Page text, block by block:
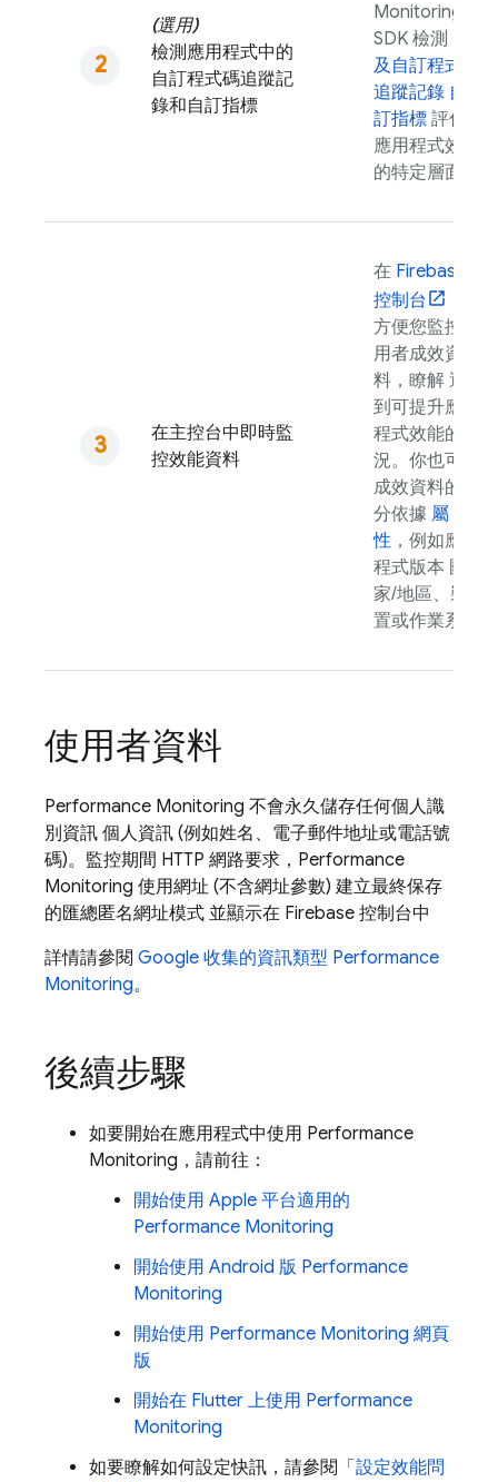
(選用)
檢測應用程式中的
自訂程式碼追蹤記
錄和自訂指標
Monitoring
SDK 檢測
及自訂程式碼
追蹤記錄 自
訂指標 評估
應用程式效能
的特定層面。
在主控台中即時監
控效能資料
在 Firebase
控制台
方便您監控使
用者成效資
料，瞭解 遇
到可提升應用
程式效能的情
況。你也可以
成效資料的細
分依據 屬
性 ，例如應用
程式版本 國
家/地區、裝
置或作業系統
使用者資料
Performance Monitoring 不會永久儲存任何個人識
別資訊 個人資訊 (例如姓名、電子郵件地址或電話號
碼)。監控期間 HTTP 網路要求， Performance
Monitoring 使用網址 (不含網址參數) 建立最終保存
的匯總匿名網址模式 並顯示在 Firebase 控制台中
詳情請參閱 Google 收集的資訊類型 Performance
Monitoring。
後續步驟
如要開始在應用程式中使用 Performance
Monitoring ，請前往：
開始使用 Apple 平台適用的
Performance Monitoring
開始使用 Android 版 Performance
Monitoring
開始使用 Performance Monitoring 網頁
版
開始在 Flutter 上使用 Performance
Monitoring
如要瞭解如何設定快訊，請參閱「 設定效能問